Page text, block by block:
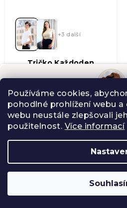
Používáme cookies,
pohodlné prohlížení webu a
webu neustále zlepšovali
použitelnost. Více informací
+
−
+3 další
Tričko Každoden
jednobarevka
Skladem(>5 ks)
Průměrné
hodnocení
produktu
je
z
5
(3)
Chceš slevu 100 Kč
Slibuji Ti na psí uši, že Tě nebudu
ANO,
Zásady zpracování